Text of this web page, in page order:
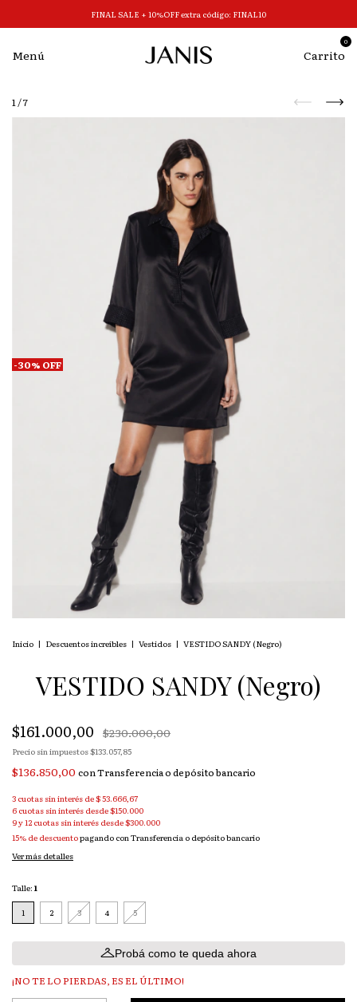
FINAL SALE + 10%OFF extra código: FINAL10
Menú Carrito
0
1/7
-30% OFF
Inicio | Descuentos increíbles | Vestidos | VESTIDO SANDY (Negro)
VESTIDO SANDY (Negro)
$161.000,00 $230.000,00
Precio sin impuestos$133.057,85
$136.850,00 conTransferencia o depósito bancario
3 cuotas sin interés de$ 53.666,67
15% de descuentopagando con Transferencia o depósito bancario
Ver más detalles
Talle: 1
1 2 3 4 5
Probá como te queda ahora
¡NO TE LO PIERDAS, ES EL ÚLTIMO!